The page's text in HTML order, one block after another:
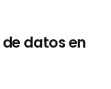
datos en